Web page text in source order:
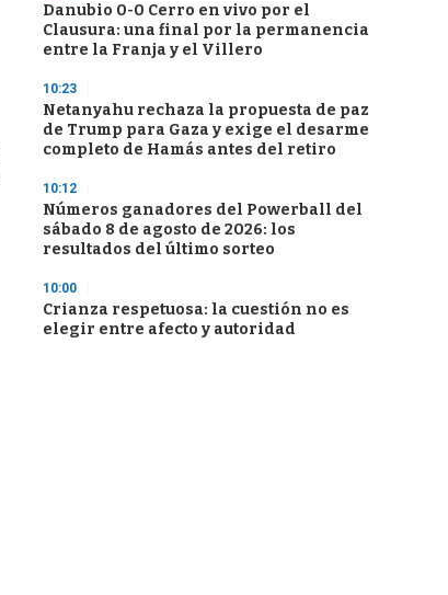
Danubio 0-0 Cerro en vivo por el
Clausura: una final por la permanencia
entre la Franja y el Villero
10:23
Netanyahu rechaza la propuesta de paz
de Trump para Gaza y exige el desarme
completo de Hamás antes del retiro
10:12
Números ganadores del Powerball del
sábado 8 de agosto de 2026: los
resultados del último sorteo
10:00
Crianza respetuosa: la cuestión no es
elegir entre afecto y autoridad